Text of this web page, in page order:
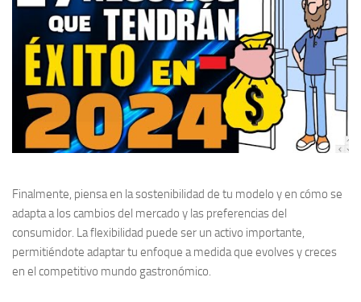
Finalmente, piensa en lasostenibilidad de tu modelo y en cómo se
adapta a los cambios del mercado y las preferencias del
consumidor. La flexibilidad puede ser un activo importante,
permitiéndote adaptar tu enfoque a medida que evolves y creces
en el competitivo mundo gastronómico.